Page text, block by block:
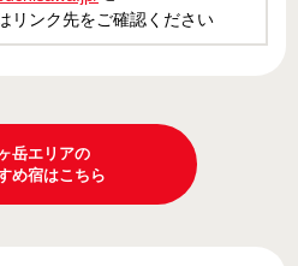
リンク先をご確認ください
岳エリアの
め宿はこちら